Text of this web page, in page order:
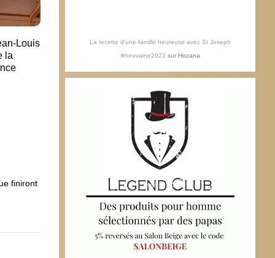
Louis
la
finiront
La recette d'une famille heureuse avec St Joseph
#neuvaine2023 sur Hozana